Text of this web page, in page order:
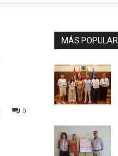
0
MÁS POPULAR